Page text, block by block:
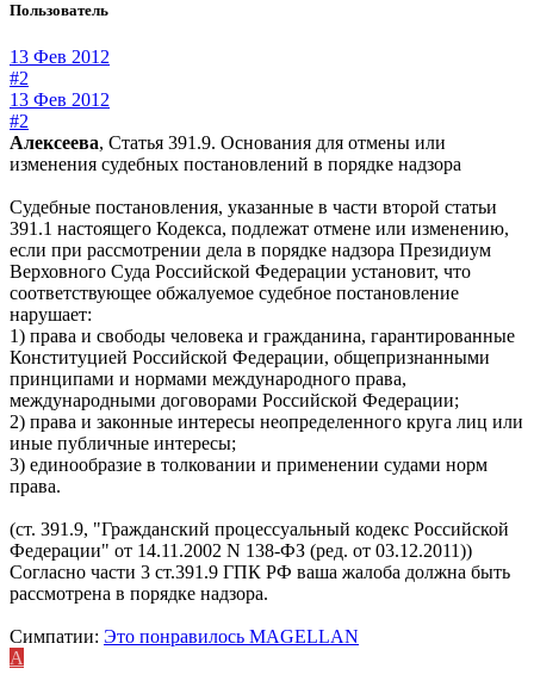
Пользователь
13 Фев 2012
#2
13 Фев 2012
#2
Алексеева, Статья 391.9. Основания для отмены или
изменения судебных постановлений в порядке надзора
Судебные постановления, указанные в части второй статьи
391.1 настоящего Кодекса, подлежат отмене или изменению,
если при рассмотрении дела в порядке надзора Президиум
Верховного Суда Российской Федерации установит, что
соответствующее обжалуемое судебное постановление
нарушает:
1) права и свободы человека и гражданина, гарантированные
Конституцией Российской Федерации, общепризнанными
принципами и нормами международного права,
международными договорами Российской Федерации;
2) права и законные интересы неопределенного круга лиц или
иные публичные интересы;
3) единообразие в толковании и применении судами норм
права.
(ст. 391.9, "Гражданский процессуальный кодекс Российской
Федерации" от 14.11.2002 N 138-ФЗ (ред. от 03.12.2011))
Согласно части 3 ст.391.9 ГПК РФ ваша жалоба должна быть
рассмотрена в порядке надзора.
Симпатии: Это понравилось MAGELLAN
А